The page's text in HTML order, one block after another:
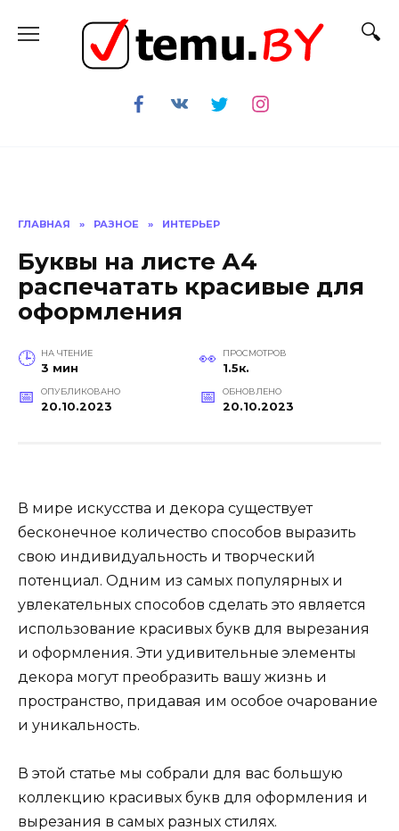
содержанию
ГЛАВНАЯ » РАЗНОЕ » ИНТЕРЬЕР
Буквы на листе А4
распечатать красивые для
оформления
НА ЧТЕНИЕ
3 мин
ПРОСМОТРОВ
1.5к.
ОПУБЛИКОВАНО
20.10.2023
ОБНОВЛЕНО
20.10.2023
В мире искусства и декора существует
бесконечное количество способов выразить
свою индивидуальность и творческий
потенциал. Одним из самых популярных и
увлекательных способов сделать это является
использование красивых букв для вырезания
и оформления. Эти удивительные элементы
декора могут преобразить вашу жизнь и
пространство, придавая им особое очарование
и уникальность.
В этой статье мы собрали для вас большую
коллекцию красивых букв для оформления и
вырезания в самых разных стилях.